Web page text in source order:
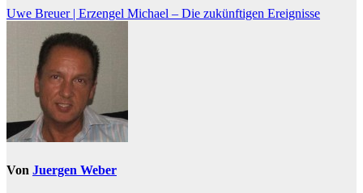
Beitragsnavigation
Uwe Breuer | Erzengel Michael – Die zukünftigen Ereignisse
Von Juergen Weber